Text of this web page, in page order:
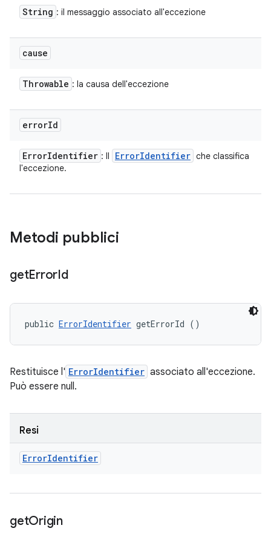
String : il messaggio associato all'eccezione
cause
Throwable : la causa dell'eccezione
errorId
ErrorIdentifier : Il ErrorIdentifier che classifica
l'eccezione.
Metodi pubblici
getErrorId
public ErrorIdentifier getErrorId ()
Restituisce l' ErrorIdentifier associato all'eccezione.
Può essere null.
Resi
ErrorIdentifier
getOrigin